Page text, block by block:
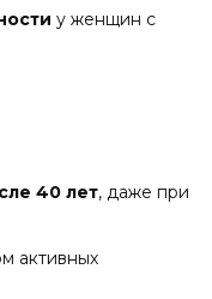
у женщин с
40 лет, даже при
активных